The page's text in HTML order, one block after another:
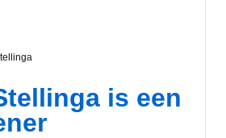
is een